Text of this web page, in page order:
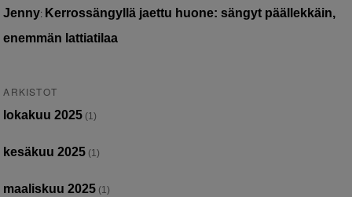
Jenny: Kerrossängyllä jaettu huone: sängyt päällekkäin,
enemmän lattiatilaa
ARKISTOT
lokakuu 2025 (1)
kesäkuu 2025 (1)
maaliskuu 2025 (1)